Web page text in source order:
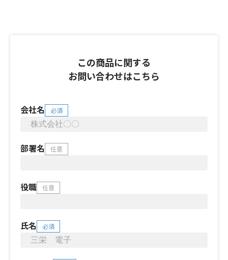
この商品に関する
お問い合わせはこちら
会社名 必須
部署名 任意
役職 任意
氏名 必須